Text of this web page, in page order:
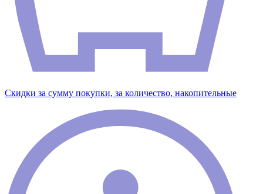
Скидки за сумму покупки, за количество, накопительные